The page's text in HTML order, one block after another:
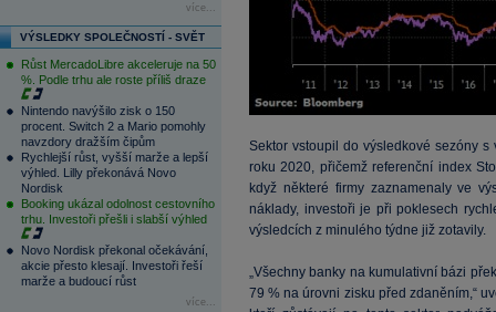
více...
VÝSLEDKY SPOLEČNOSTÍ - SVĚT
Růst MercadoLibre akceleruje na 50
%. Podle trhu ale roste příliš draze
Nintendo navýšilo zisk o 150
procent. Switch 2 a Mario pomohly
navzdory dražším čipům
Rychlejší růst, vyšší marže a lepší
výhled. Lilly překonává Novo
Nordisk
Booking ukázal odolnost cestovního
trhu. Investoři přešli i slabší výhled
Novo Nordisk překonal očekávání,
akcie přesto klesají. Investoři řeší
marže a budoucí růst
více...
Sektor vstoupil do výsledkové sezóny
roku 2020, přičemž referenční index
když některé firmy zaznamenaly ve
náklady, investoři je při poklesech
výsledcích z minulého týdne již zotavily.
„Všechny banky na kumulativní bázi
79 % na úrovni zisku před zdaněním,“